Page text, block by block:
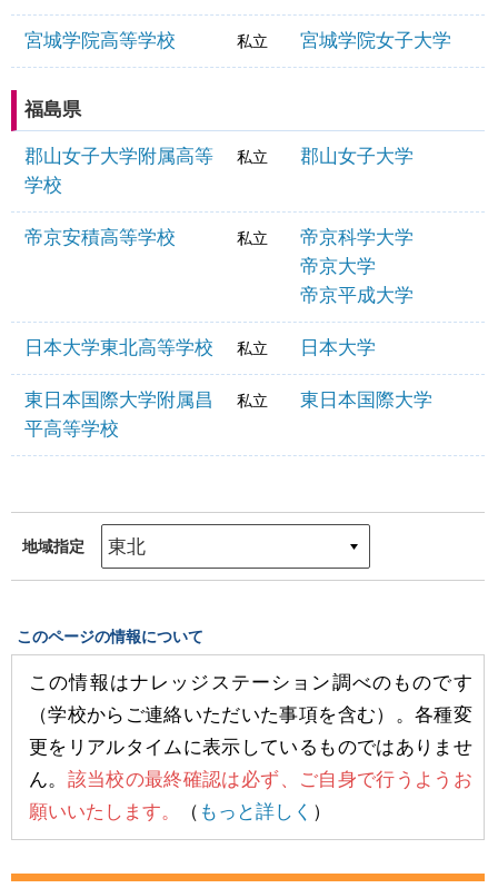
宮城学院高等学校 私立 宮城学院女子大学
福島県
郡山女子大学附属高等
学校
私立 郡山女子大学
帝京安積高等学校 私立
帝京科学大学
帝京大学
帝京平成大学
日本大学東北高等学校 私立 日本大学
東日本国際大学附属昌
平高等学校
私立 東日本国際大学
地域指定
このページの情報について
この情報はナレッジステーション調べのものです
（学校からご連絡いただいた事項を含む）。各種変
更をリアルタイムに表示しているものではありませ
ん。 該当校の最終確認は必ず、ご自身で行うようお
願いいたします。
（ もっと詳しく ）